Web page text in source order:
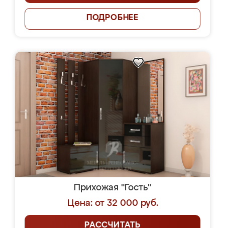
ПОДРОБНЕЕ
Прихожая "Гость"
Цена: от 32 000 руб.
РАССЧИТАТЬ